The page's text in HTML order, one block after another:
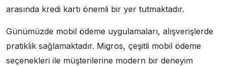
arasında kredi kartı önemli bir yer tutmaktadır.
Günümüzde mobil ödeme uygulamaları, alışverişlerde
pratiklik sağlamaktadır. Migros, çeşitli mobil ödeme
seçenekleri ile müşterilerine modern bir deneyim